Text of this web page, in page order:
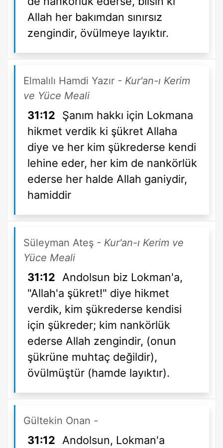
Allah her bakımdan sınırsız
zengindir, övülmeye layıktır.
Elmalılı Hamdi Yazır - Kur'an-ı Kerim
ve Yüce Meali
31:12
Şanım hakkı için Lokmana
hikmet verdik ki şükret Allaha
diye ve her kim şükrederse kendi
lehine eder, her kim de nankörlük
ederse her halde Allah ganiydir,
hamiddir
Süleyman Ateş - Kur'an-ı Kerim ve
Yüce Meali
31:12
Andolsun biz Lokman'a,
"Allah'a şükret!" diye hikmet
verdik, kim şükrederse kendisi
için şükreder; kim nankörlük
ederse Allah zengindir, (onun
şükrüne muhtaç değildir),
övülmüştür (hamde layıktır).
Gültekin Onan -
31:12
Andolsun, Lokman'a